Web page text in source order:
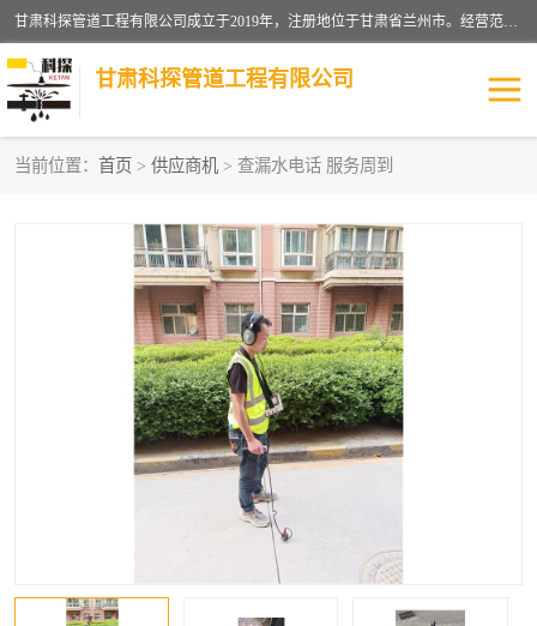
甘肃科探管道工程有限公司成立于2019年，注册地位于甘肃省兰州市。经营范围包括管道安装、清洗、疏通、维修、检测，防水工程，工程钻孔，化粪池清理，暖气安装，给排水管道安装维修，室内外管道如消防、供水、供热管道漏水检测定位，室内外防水堵漏等。
甘肃科探管道工程有限公司
当前位置： 首页 > 供应商机 > 查漏水电话 服务周到
漏水检查维修 消防管道漏水
供热管道漏水 排水管道漏水
自来水管漏水 管道疏通
高压车疏通清淤